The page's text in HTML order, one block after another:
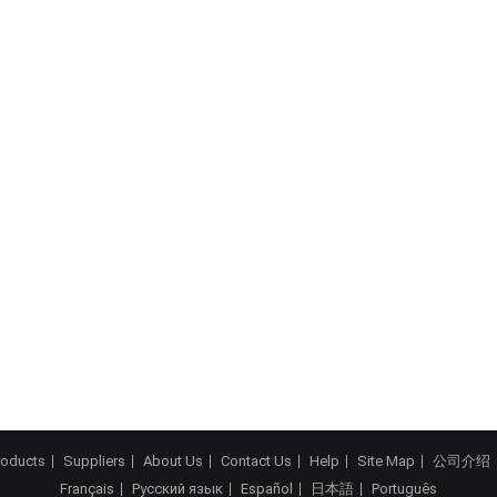
Suppliers About Us Contact Us Help Site Map
公司介绍
Français
Русский язык Español 日本語 Português